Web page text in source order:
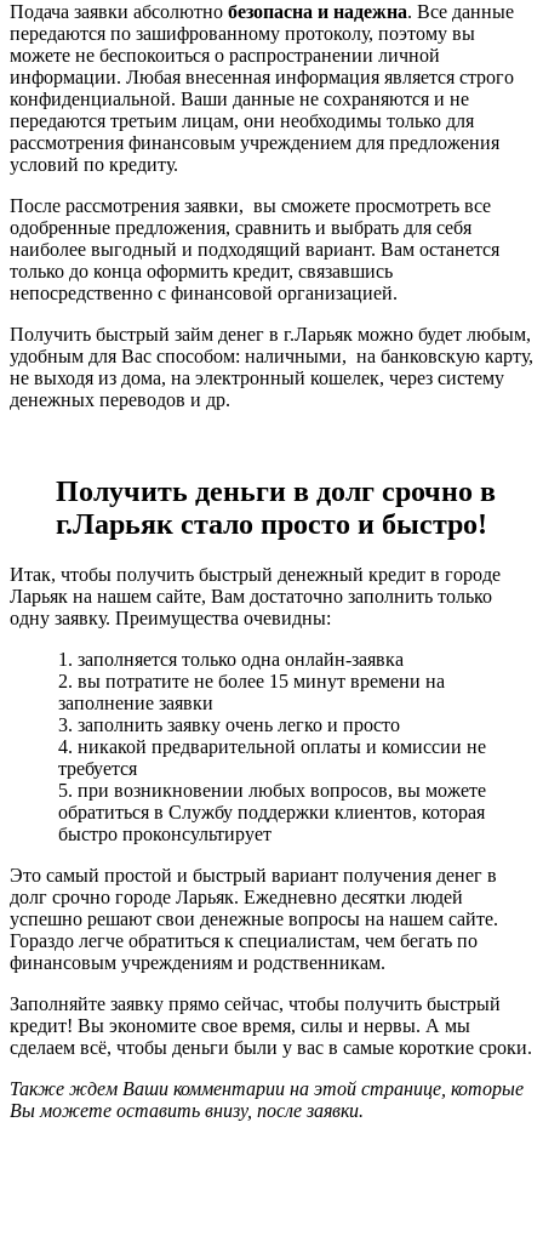
Подача заявки абсолютно безопасна и надежна. Все данные
передаются по зашифрованному протоколу, поэтому вы
можете не беспокоиться о распространении личной
информации. Любая внесенная информация является строго
конфиденциальной. Ваши данные не сохраняются и не
передаются третьим лицам, они необходимы только для
рассмотрения финансовым учреждением для предложения
условий по кредиту.
После рассмотрения заявки, вы сможете просмотреть все
одобренные предложения, сравнить и выбрать для себя
наиболее выгодный и подходящий вариант. Вам останется
только до конца оформить кредит, связавшись
непосредственно с финансовой организацией.
Получить быстрый займ денег в г.Ларьяк можно будет любым,
удобным для Вас способом: наличными, на банковскую карту,
не выходя из дома, на электронный кошелек, через систему
денежных переводов и др.
Получить деньги в долг срочно в
г.Ларьяк стало просто и быстро!
Итак, чтобы получить быстрый денежный кредит в городе
Ларьяк на нашем сайте, Вам достаточно заполнить только
одну заявку. Преимущества очевидны:
1. заполняется только одна онлайн-заявка
2. вы потратите не более 15 минут времени на
заполнение заявки
3. заполнить заявку очень легко и просто
4. никакой предварительной оплаты и комиссии не
требуется
5. при возникновении любых вопросов, вы можете
обратиться в Службу поддержки клиентов, которая
быстро проконсультирует
Это самый простой и быстрый вариант получения денег в
долг срочно городе Ларьяк. Ежедневно десятки людей
успешно решают свои денежные вопросы на нашем сайте.
Гораздо легче обратиться к специалистам, чем бегать по
финансовым учреждениям и родственникам.
Заполняйте заявку прямо сейчас, чтобы получить быстрый
кредит! Вы экономите свое время, силы и нервы. А мы
сделаем всё, чтобы деньги были у вас в самые короткие сроки.
Также ждем Ваши комментарии на этой странице, которые
Вы можете оставить внизу, после заявки.